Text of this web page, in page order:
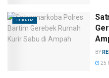
HUKRIM
BY
25